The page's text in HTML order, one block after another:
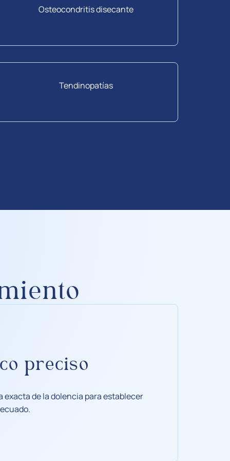
Osteocondritis disecante
Tendinopatías
preciso
exacta de la dolencia para establecer